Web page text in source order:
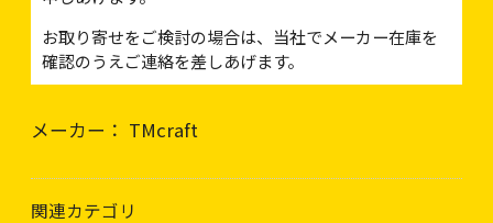
お取り寄せをご検討の場合は、当社でメーカー在庫を
確認のうえご連絡を差しあげます。
メーカー： TMcraft
関連カテゴリ